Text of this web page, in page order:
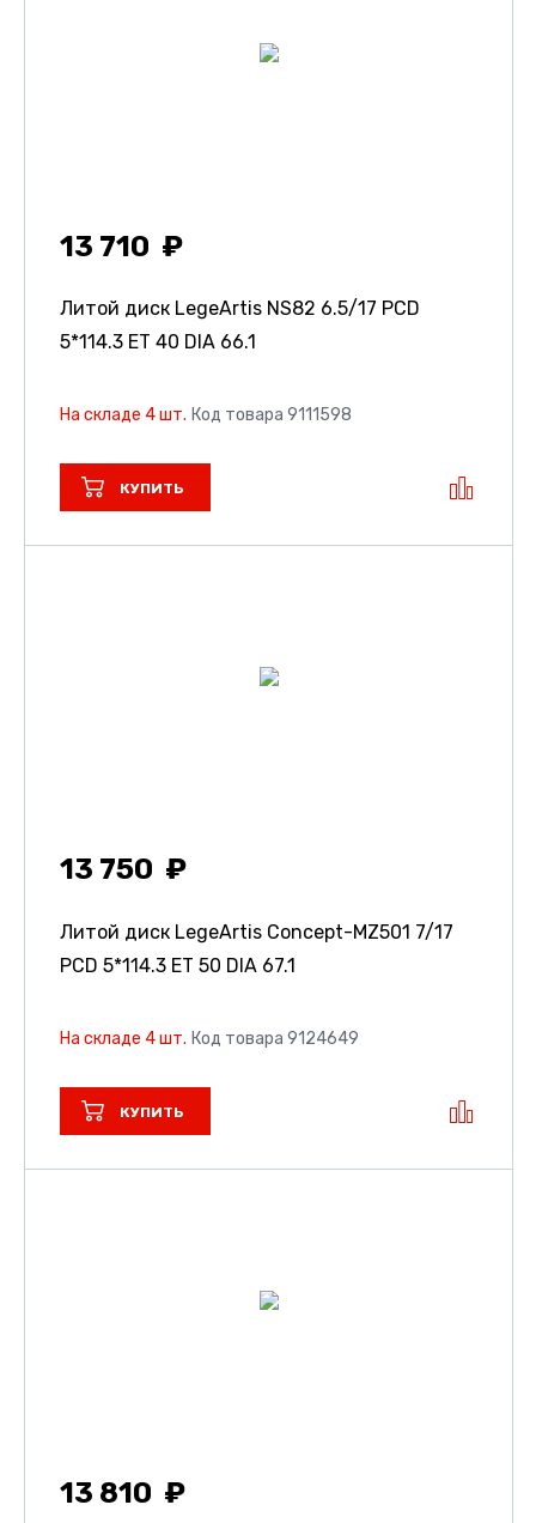
13 710
Литой диск LegeArtis NS82 6.5/17 PCD
5*114.3 ET 40 DIA 66.1
На складе 4 шт. Код товара 9111598
КУПИТЬ
13 750
Литой диск LegeArtis Concept-MZ501 7/17
PCD 5*114.3 ET 50 DIA 67.1
На складе 4 шт. Код товара 9124649
КУПИТЬ
13 810